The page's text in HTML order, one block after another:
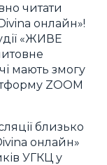
читати
онлайн»!
«ЖИВЕ
мають змогу
ZOOM
близько
онлайн»
УГКЦ у